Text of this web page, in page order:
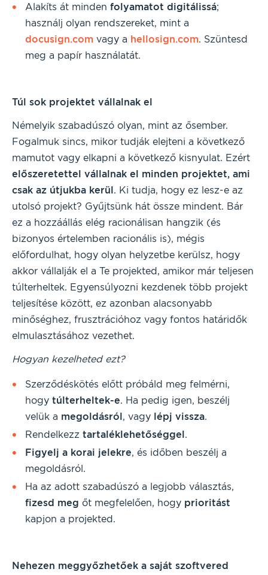
Alakíts át minden folyamatot digitálissá;
használj olyan rendszereket, mint a
docusign.com vagy a hellosign.com. Szüntesd
meg a papír használatát.
Túl sok projektet vállalnak el
Némelyik szabadúszó olyan, mint az ősember.
Fogalmuk sincs, mikor tudják elejteni a következő
mamutot vagy elkapni a következő kisnyulat. Ezért
előszeretettel vállalnak el minden projektet, ami
csak az útjukba kerül. Ki tudja, hogy ez lesz-e az
utolsó projekt? Gyűjtsünk hát össze mindent. Bár
ez a hozzáállás elég racionálisan hangzik (és
bizonyos értelemben racionális is), mégis
előfordulhat, hogy olyan helyzetbe kerülsz, hogy
akkor vállalják el a Te projekted, amikor már teljesen
túlterheltek. Egyensúlyozni kezdenek több projekt
teljesítése között, ez azonban alacsonyabb
minőséghez, frusztrációhoz vagy fontos határidők
elmulasztásához vezethet.
Hogyan kezelheted ezt?
Szerződéskötés előtt próbáld meg felmérni,
hogy túlterheltek-e. Ha pedig igen, beszélj
velük a megoldásról, vagy lépj vissza.
Rendelkezz tartaléklehetőséggel.
Figyelj a korai jelekre, és időben beszélj a
megoldásról.
Ha az adott szabadúszó a legjobb választás,
fizesd meg őt megfelelően, hogy prioritást
kapjon a projekted.
Nehezen meggyőzhetőek a saját szoftvered